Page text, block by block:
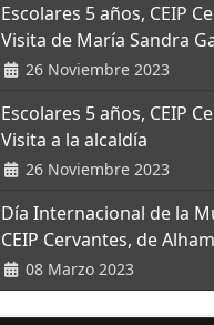
Escolares 5 años, CEIP
Visita de María Sandra
26 Noviembre 2023
Escolares 5 años, CEIP
Visita a la alcaldía
26 Noviembre 2023
Día Internacional de la
CEIP Cervantes, de
08 Marzo 2023